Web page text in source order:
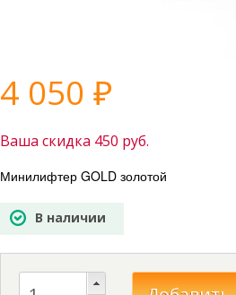
4 050 ₽
Ваша скидка 450 руб.
Минилифтер GOLD золотой
В наличии